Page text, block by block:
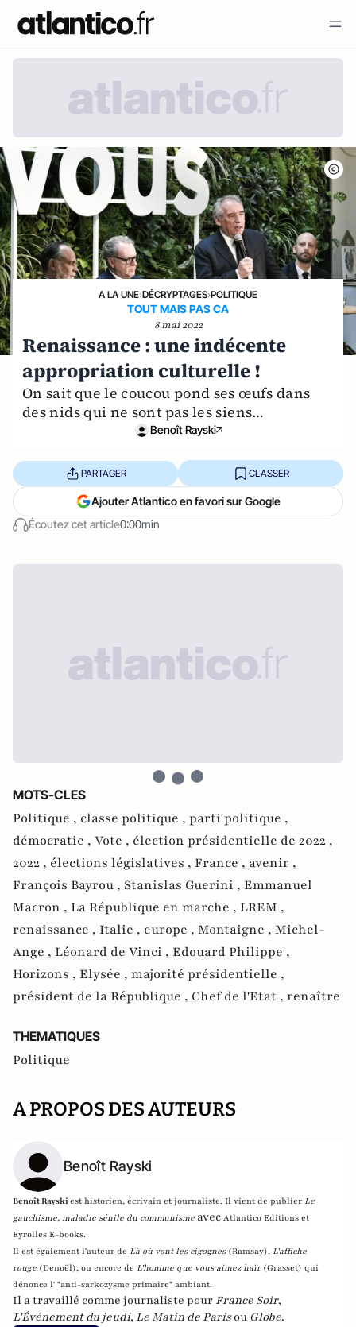
A LA UNE›DÉCRYPTAGES›POLITIQUE
TOUT MAIS PAS CA
8 mai 2022
Renaissance : une indécente
appropriation culturelle !
On sait que le coucou pond ses œufs dans
des nids qui ne sont pas les siens…
Benoît Rayski
Écoutez cet article0:00min
PARTAGER CLASSER
Ajouter Atlantico en favori sur Google
MOTS-CLES
Politique , classe politique , parti politique ,
démocratie , Vote , élection présidentielle de 2022 ,
2022 , élections législatives , France , avenir ,
François Bayrou , Stanislas Guerini , Emmanuel
Macron , La République en marche , LREM ,
renaissance , Italie , europe , Montaigne , Michel-
Ange , Léonard de Vinci , Edouard Philippe ,
Horizons , Elysée , majorité présidentielle ,
président de la République , Chef de l'Etat , renaître
THEMATIQUES
Politique
A PROPOS DES AUTEURS
Benoît Rayski
Benoît Rayskiest historien, écrivain et journaliste. Il vient de publier Le
gauchisme, maladie sénile du communisme avec Atlantico Editions et
Eyrolles E-books.
Il est également l'auteur de Là où vont les cigognes (Ramsay), L'affiche
rouge (Denoël), ou encore de L'homme que vous aimez haïr (Grasset) qui
dénonce l' "anti-sarkozysme primaire" ambiant.
Il a travaillé comme journaliste pour France Soir,
L'Événement du jeudi, Le Matin de Parisou Globe.